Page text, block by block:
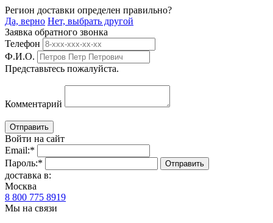
Регион доставки определен правильно?
Да, верно Нет, выбрать другой
Заявка обратного звонка
Телефон
Ф.И.О.
Представьтесь пожалуйста.
Комментарий
Войти на сайт
Email:*
Пароль:*
доставка в:
Москва
8 800 775 8919
Мы на связи